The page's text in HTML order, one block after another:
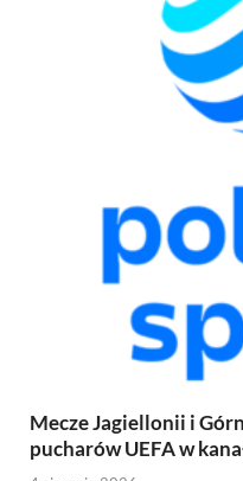
Mecze Jagiellonii i
pucharów UEFA w